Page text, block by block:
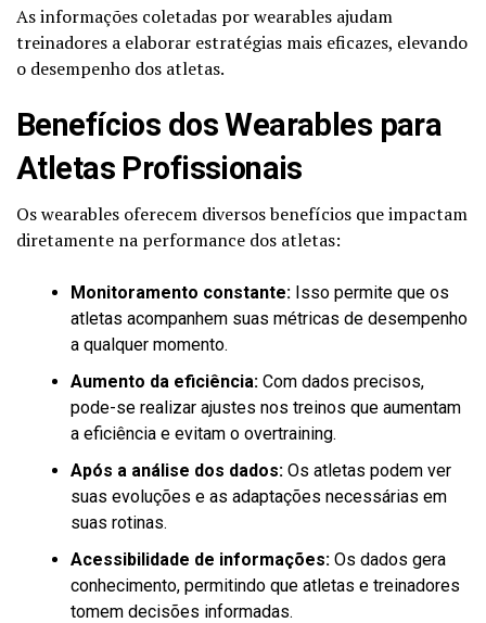
As informações coletadas por wearables ajudam
treinadores a elaborar estratégias mais eficazes, elevando
o desempenho dos atletas.
Benefícios dos Wearables para
Atletas Profissionais
Os wearables oferecem diversos benefícios que impactam
diretamente na performance dos atletas:
Monitoramento constante: Isso permite que os
atletas acompanhem suas métricas de desempenho
a qualquer momento.
Aumento da eficiência: Com dados precisos,
pode-se realizar ajustes nos treinos que aumentam
a eficiência e evitam o overtraining.
Após a análise dos dados: Os atletas podem ver
suas evoluções e as adaptações necessárias em
suas rotinas.
Acessibilidade de informações: Os dados gera
conhecimento, permitindo que atletas e treinadores
tomem decisões informadas.